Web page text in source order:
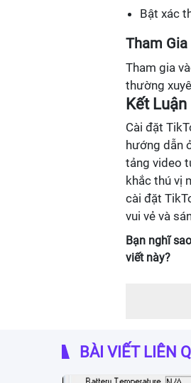
Bật xác
Tham
Tham gia
thường
Kết Luận
Cài đặt
hướng dẫn
tảng video
khắc thú vị
cài đặt
vui vẻ và
Bạn nghĩ
viết này?
BÀI VIẾT LIÊN